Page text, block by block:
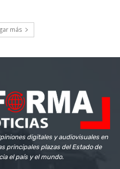
más
digitales y audiovisuales en
principales plazas del Estado de
el país y el mundo.